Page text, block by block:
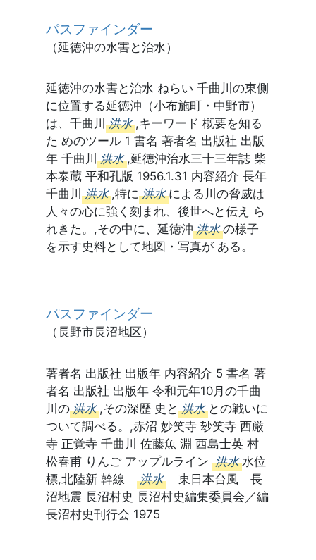
パスファインダー
（延徳沖の水害と治水）
延徳沖の水害と治水 ねらい 千曲川の東側
に位置する延徳沖（小布施町・中野市）
は、千曲川 洪水 ,キーワード 概要を知る
た めのツール 1 書名 著者名 出版社 出版
年 千曲川 洪水 ,延徳沖治水三十三年誌 柴
本泰蔵 平和孔版 1956.1.31 内容紹介 長年
千曲川 洪水 ,特に 洪水 による川の脅威は
人々の心に強く刻まれ、後世へと伝え ら
れきた。,その中に、延徳沖 洪水 の様子
を示す史料として地図・写真が ある。
パスファインダー
（長野市長沼地区）
著者名 出版社 出版年 内容紹介 5 書名 著
者名 出版社 出版年 令和元年10月の千曲
川の 洪水 ,その深歴 史と 洪水 との戦いに
ついて調べる。,赤沼 妙笑寺 玅笑寺 西厳
寺 正覚寺 千曲川 佐藤魚 淵 西島士英 村
松春甫 りんご アップルライン 洪水 水位
標,北陸新 幹線 洪水
東日本台風 長
沼地震 長沼村史 長沼村史編集委員会／編
長沼村史刊行会 1975